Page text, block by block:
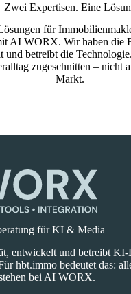
Zwei Expertisen. Eine
für
AI WORX. Wir haben die
betreibt die
zugeschnitten – nicht
Markt.
für KI & Media
entwickelt und betreibt KI-
hbt.immo bedeutet das:
bei AI WORX.